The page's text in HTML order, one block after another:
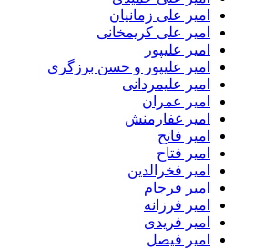
امیر علی زمانیان
امیر علی کریمخانی
امیر علیپور
امیر علیپور و حسن برزگری
امیر علیمردانی
امیر عمران
امیر غفارمنش
امیر فاتح
امیر فتاح
امیر فخرالدین
امیر فرجام
امیر فرزانه
امیر فریدی
امیر فیصل